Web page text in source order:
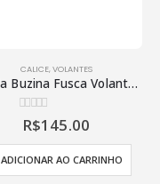
CALICE,VOLANTES
Aro da Buzina Fusca Volante Cálice 73
de 5
R$145.00
ADICIONAR AO CARRINHO